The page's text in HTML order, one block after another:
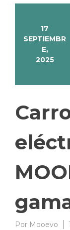
17
SEPTIEMBR
E,
2025
Por Mooevo